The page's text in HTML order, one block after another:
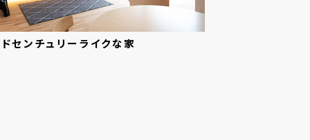
センチュリーライクな家